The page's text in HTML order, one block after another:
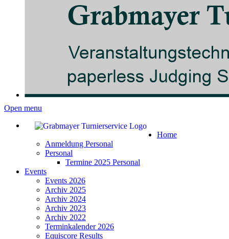
Open menu
Home
Anmeldung Personal
Personal
Termine 2025 Personal
Events
Events 2026
Archiv 2025
Archiv 2024
Archiv 2023
Archiv 2022
Terminkalender 2026
Equiscore Results